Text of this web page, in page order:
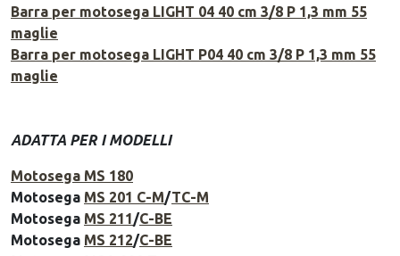
Barra per motosega LIGHT 04 40 cm 3/8 P 1,3 mm 55
maglie
Barra per motosega LIGHT P04 40 cm 3/8 P 1,3 mm 55
maglie
ADATTA PER I MODELLI
Motosega MS 180
Motosega MS 201 C-M/TC-M
Motosega MS 211/C-BE
Motosega MS 212/C-BE